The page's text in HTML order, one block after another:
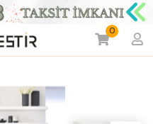
0